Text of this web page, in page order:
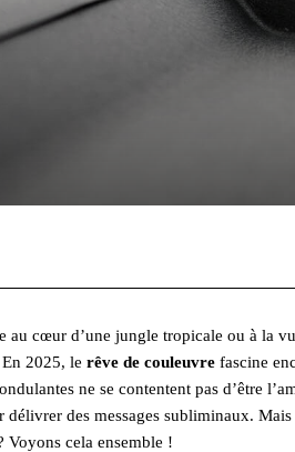
au cœur d’une jungle tropicale ou à la
2025, le rêve de couleuvre fascine
ne se contentent pas d’être
des messages subliminaux.
Voyons cela ensemble !